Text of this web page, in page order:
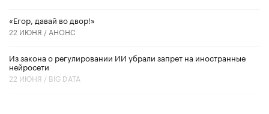
«Егор, давай во двор!»
22 ИЮНЯ / АНОНС
Из закона о регулировании ИИ убрали запрет на иностранные
нейросети
22 ИЮНЯ / BIG DATA